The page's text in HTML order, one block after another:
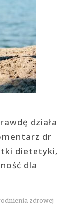
działa
dr
dietetyki,
dla
zdrowej